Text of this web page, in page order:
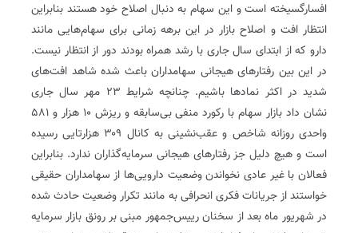
افسارگسیخته است و این سهام به دنبال اصلاح خود هستند بنابراین
انتظار افت و اصلاح بازار در این برهه زمانی برای سهام‌هایی مانند
دارو که از ابتدای سال جاری با رشد همراه بودند دور از انتظار نیست.
در این بین رفتارهای هیجانی سهامداران باعث شده شاهد افت‌های
شدید در اکثر نمادها باشیم. چنانچه شرایط ۲۳ مهر سال جاری
نشان داد بازار سهام با رکورد منفی بی‌سابقه و ریزش ۱۰ هزار و ۵۸۱
واحدی روزانه شاخص و عقب‌نشینی به کانال ۳۰۹ هزارتایی رسیده
است و هیچ دلیل جز رفتار‌های هیجانی سرمایه‌گذاران ندارد. بنابراین
فعالان با غیر عادی نخواندن وضعیت دارویی‌ها از سهامداران حقیقی
خواستند از جریانات فکری انحرافی به مانند تکرار وضعیت حادث شده
در شهریور ماه بعد از سخنان رییس‌جمهور مبنی بر رونق بازار سرمایه